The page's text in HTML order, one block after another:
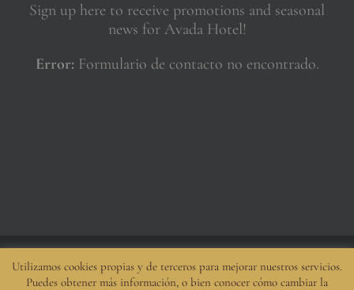
Sign up here to receive promotions and seasonal
news for Avada Hotel!
Error: Formulario de contacto no encontrado.
Diseño:ArtisMedia|Aviso legal| Política de cookies|Política de protección
de datos
Utilizamos cookies propias y de terceros para mejorar nuestros servicios.
Puedes obtener más información, o bien conocer cómo cambiar la